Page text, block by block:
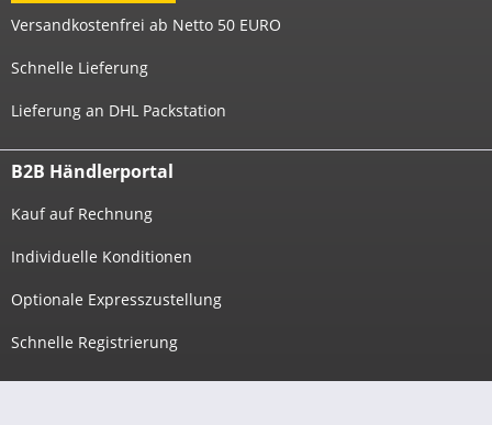
Versandkostenfrei ab Netto 50 EURO
Schnelle Lieferung
Lieferung an DHL Packstation
B2B Händlerportal
Kauf auf Rechnung
Individuelle Konditionen
Optionale Expresszustellung
Schnelle Registrierung